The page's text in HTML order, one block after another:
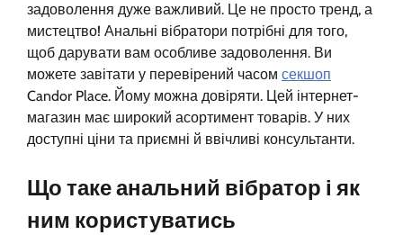
задоволення дуже важливий. Це не просто тренд, а
мистецтво! Анальні вібратори потрібні для того,
щоб дарувати вам особливе задоволення. Ви
можете завітати у перевірений часом секшоп
Candor Place. Йому можна довіряти. Цей інтернет-
магазин має широкий асортимент товарів. У них
доступні ціни та приємні й ввічливі консультанти.
Що таке анальний вібратор і як
ним користуватись